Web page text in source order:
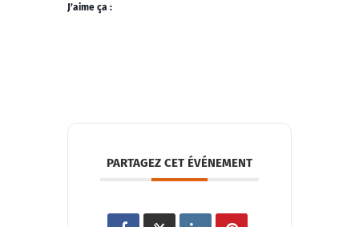
J’aime ça :
PARTAGEZ CET ÉVÉNEMENT